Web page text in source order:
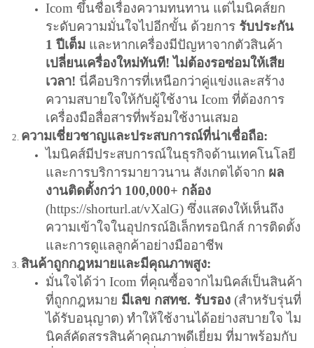
Icom ขึ้นชื่อเรื่องความทนทาน แต่ไมนิคส์ยก
ระดับความมั่นใจไปอีกขั้น ด้วยการ รับประกัน
1 ปีเต็ม และหากเครื่องมีปัญหาจากตัวสินค้า
เปลี่ยนเครื่องใหม่ทันที! ไม่ต้องรอซ่อมให้เสีย
เวลา! นี่คือบริการที่เหนือกว่าคู่แข่งและสร้าง
ความสบายใจให้กับผู้ใช้งาน Icom ที่ต้องการ
เครื่องมือสื่อสารที่พร้อมใช้งานเสมอ
ความเชี่ยวชาญและประสบการณ์ที่น่าเชื่อถือ:
ไมนิคส์มีประสบการณ์ในธุรกิจด้านเทคโนโลยี
และการบริการมายาวนาน สังเกตได้จาก ผล
งานติดตั้งกว่า 100,000+ กล้อง
(https://shorturl.at/vXalG) ซึ่งแสดงให้เห็นถึง
ความเข้าใจในอุปกรณ์อิเล็กทรอนิกส์ การติดตั้ง
และการดูแลลูกค้าอย่างมืออาชีพ
สินค้าถูกกฎหมายและมีคุณภาพสูง:
มั่นใจได้ว่า Icom ที่คุณซื้อจากไมนิคส์เป็นสินค้า
ที่ถูกกฎหมาย มีเลข กสทช. รับรอง (สำหรับรุ่นที่
ได้รับอนุญาต) ทำให้ใช้งานได้อย่างสบายใจ ไม
นิคส์คัดสรรสินค้าคุณภาพดีเยี่ยม ที่มาพร้อมกับ